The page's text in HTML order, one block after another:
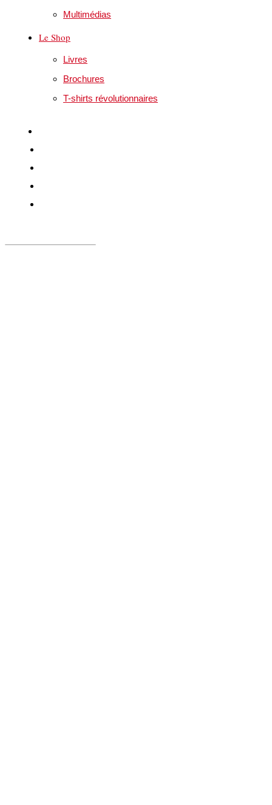
Multimédias
Le Shop
Livres
Brochures
T-shirts révolutionnaires